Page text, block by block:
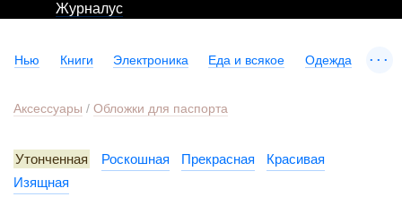
Журналус
Нью Книги Электроника Еда и всякое Одежда ...
Аксессуары / Обложки для паспорта
Утонченная Роскошная Прекрасная
Красивая
Изящная